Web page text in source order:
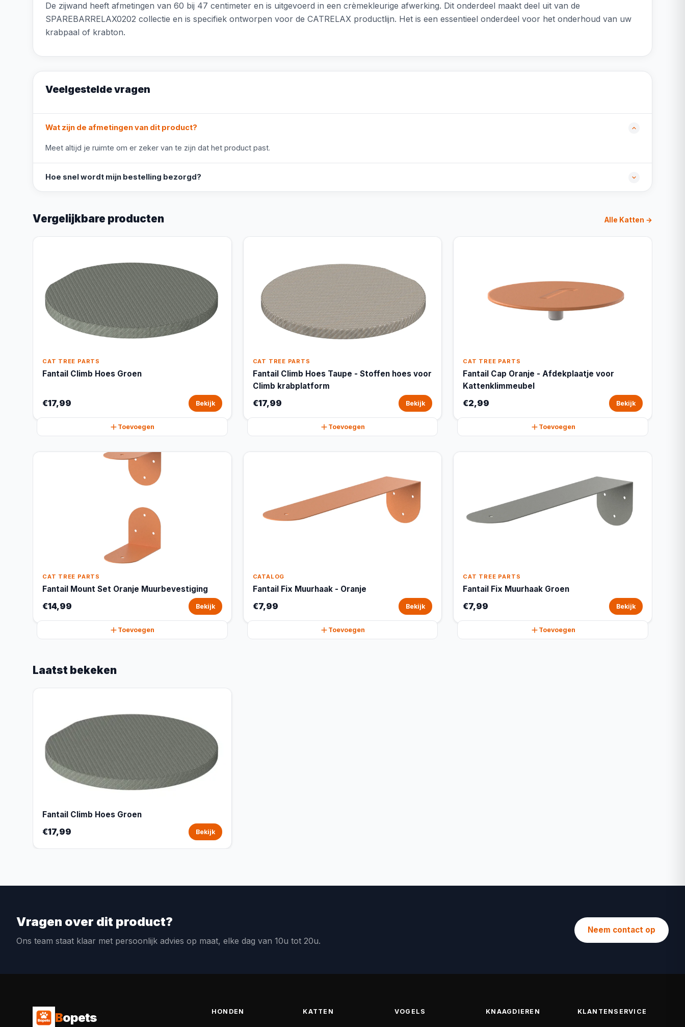
De zijwand heeft afmetingen van 60 bij 47 centimeter en is uitgevoerd in een crèmekleurige afwerking. Dit onderdeel maakt deel uit van de
SPAREBARRELAX0202 collectie en is specifiek ontworpen voor de CATRELAX productlijn. Het is een essentieel onderdeel voor het onderhoud van uw
krabpaal of krabton.
Veelgestelde vragen
Wat zijn de afmetingen van dit product?
Meet altijd je ruimte om er zeker van te zijn dat het product past.
Hoe snel wordt mijn bestelling bezorgd?
Vergelijkbare producten Alle Katten →
CAT TREE PARTS
Fantail Climb Hoes Groen
€17,99 Bekijk
Toevoegen
CAT TREE PARTS
Fantail Climb Hoes Taupe - Stoffen hoes voor
Climb krabplatform
€17,99 Bekijk
Toevoegen
CAT TREE PARTS
Fantail Cap Oranje - Afdekplaatje voor
Kattenklimmeubel
€2,99 Bekijk
Toevoegen
CAT TREE PARTS
Fantail Mount Set Oranje Muurbevestiging
€14,99 Bekijk
Toevoegen
CATALOG
Fantail Fix Muurhaak - Oranje
€7,99 Bekijk
Toevoegen
CAT TREE PARTS
Fantail Fix Muurhaak Groen
€7,99 Bekijk
Toevoegen
Laatst bekeken
Fantail Climb Hoes Groen
€17,99 Bekijk
Vragen over dit product?
Ons team staat klaar met persoonlijk advies op maat, elke dag van 10u tot 20u.
Neem contact op
Bopets HONDEN KATTEN VOGELS KNAAGDIEREN KLANTENSERVICE